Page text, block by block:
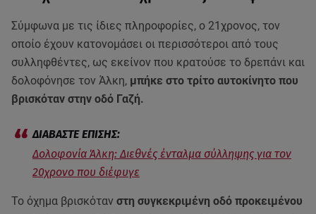
Σύμφωνα με τις ίδιες πληροφορίες, ο 21χρονος, τον
οποίο έχουν κατονομάσει οι περισσότεροι από τους
συλληφθέντες, ως εκείνον που κρατούσε το δρεπάνι και
δολοφόνησε τον Άλκη, μπήκε στο τρίτο αυτοκίνητο που
βρισκόταν στην οδό Γαζή.
Δολοφονία Άλκη: Διεθνές ένταλμα σύλληψης για τον
20χρονο που διέφυγε
Το όχημα βρισκόταν στη συγκεκριμένη οδό προκειμένου